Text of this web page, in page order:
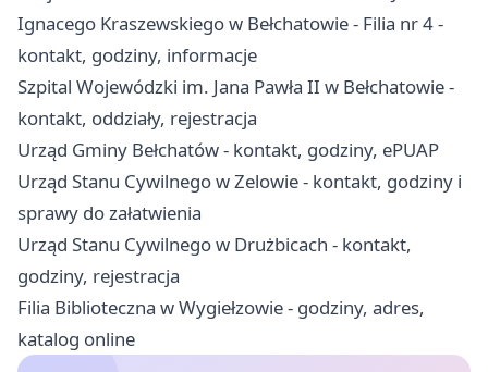
Ignacego Kraszewskiego w Bełchatowie - Filia nr 4 -
kontakt, godziny, informacje
Szpital Wojewódzki im. Jana Pawła II w Bełchatowie -
kontakt, oddziały, rejestracja
Urząd Gminy Bełchatów - kontakt, godziny, ePUAP
Urząd Stanu Cywilnego w Zelowie - kontakt, godziny i
sprawy do załatwienia
Urząd Stanu Cywilnego w Drużbicach - kontakt,
godziny, rejestracja
Filia Biblioteczna w Wygiełzowie - godziny, adres,
katalog online